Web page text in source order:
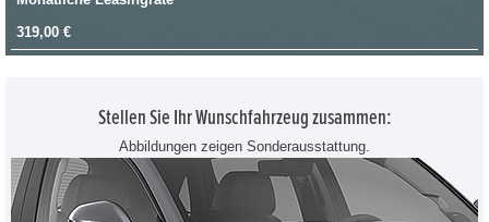
319,00 €
Stellen Sie Ihr Wunschfahrzeug zusammen:
Abbildungen zeigen Sonderausstattung.